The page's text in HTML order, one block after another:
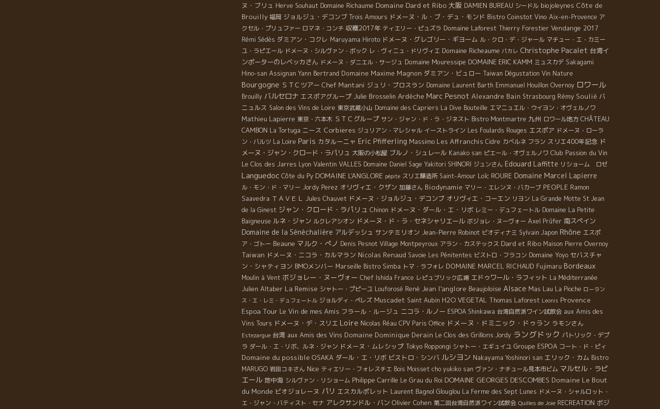
ヌ・ブリュ Herve Souhaut Domaine Richaume Domaine Dard et Ribo 大阪 DAMIEN BUREAU シードル biojoleynes Côte de
Brouilly 福岡 ジョルジュ・デコンブ Trois Amours ドメーヌ・ル・ブ・デュ・モンド Bistro Coinstot Vino Aix-en-Provence ア
クセル・プリュファー ロマネ・コンチ 収穫2017年 ティエリー・ピュズラ Domaine Laforest Thierry Forestier Vendange 2017
Rémi Sédès ダミアン・コクレ Maruyama Hiroto ドメーヌ・グレゴリー・ギヨーム ル・クロ・デ・ジャール マチュー・エ・カミー
ユ・ラピエール ドメーヌ・シルヴァン・ボック レ・ヴィニュ・ドリヴィエ Domaine Richeaume パカレ Christophe Pacalet 台湾イ
ンポーターのレベッカさん ドメーヌ・ダニエル・サージュ Domaine Mouressipe DOMAINE ERIC KAMM ミュスカデ Sakagami
Hino-san Assignan Yann Bertrand Domaine Maxime Magnon ダミアン・ビュロー Taiwan Dégustation Vin Nature
Bourgogne ＳＴＣツアー Chef Mantani ジュリ・ブロスラン Domaine Laurent Barth Emmanuel Houillon Overnoy ロワール
Brouilly バルセロナ エスポアグループ Julie Brosselin Ardèche Marc Pesnot Alexandre Bain Strasbourg Rémy Soulié バ
ニュルス Salon des Vins de Loire 東京武蔵小山 Domaine des Capriers La Dive Bouteille エマニュエル・ウイヨン・オヴェルノワ
Mathieu Lapierre 東京・六本木 ＳＴＣグループ サン・ジャン・ド・ラ・ジネスト Bistro Montmartre 九州 ロワール地方 CHÂTEAU
CAMBON La Tortuga ニース Corbieres ジュリアン・マレシャル イーストライン Les Foulards Rouges エスポア ドメーヌ・ローラ
ン・バルツ La Loire Paris カタルーニャ Eric Pfifferling Massimo Les Affranchis Cidre カベルネ フラン スリエ400年記念 ド
メーヌ・ジャン・クロード・ラパリュ 大阪の小松屋 ブルノ・シュレール Kanako san ピエール・オヴェルノワ Club Passion du Vin
Le Clos des Jarres Lyon Valentin VALLES Domaine Daniel Sage Yakitori SHINORI ジュンさん Edouard Laffitte リショーム ロゼ
Languedoc Côte du Py DOMAINE L'ANGLORE pépite スリエ醸造所 Saint-Amour Loïc ROURE Domaine Marcel Lapierre
ル・モン・ド・マリー Jordy Perez オリヴィエ・クザン 加藤さん Biodynamie マリー・エレンヌ・バカーブ PEOPLE Ramon
Saavedra ＴＡＶＥＬ Jules Chauvet ドメーヌ・ジョルジュ・デコンブ オリヴィエ・コーエン リヨン La Grande Motte St Jean
de la Ginest ジャン・クロード・ラパリュ Chinon ドメーヌ・ダール・エ・リボ レミー・デュフェートル Domaine La Petite
Baigneuse ルネ・ジャン ルクレアシオン ドメーヌ・ド・ラ・セネシャリエール ボジョレ・ヌーヴォー Axel Prüfer 南スペイン
Domaine de la Sénèchalière アルデッシュ サンテミリオン Jean-Pierre Robinot ビオディナミ Sylvain Japon Rhône エスポ
ア・ゴトー Beaune マルク・ぺノ Denis Pesnot Village Montpeyroux アラン・カステックス Dard et Ribo Maison Pierre Overnoy
Taiwan ドメーヌ・ニコラ・カルマラン Nicolas Renaud Savoie Les Pénitentes ビストロ・フラコン Domaine Yoyo セバスチャ
ン・シャティヨン BMOメンバー Marseille Bistro Simba トマ・ラフォレ DOMAINE MARCEL RICHAUD Fujimaru Bordeaux
Moulin à Vent ボジョレー・ヌーヴォー Chef Ishida France レピュブリック広場 エドゥワール・ラフィット La Méditerranée
Julien Altaber La Remise シャトー・プピーユ Louforosé René Jean l'anglore Beaujoloise Alsace Mas Lau La Pioche ローラン
ス・エ・レミ・デュフェートル ジョルディ・ペレズ Muscadet Saint Aubin H2O VEGETAL Thomas Laforest Leonis Provence
Espoa Tour Le Vin de mes Amis フラール・ルージュ ニコラ・ルノー ESPOA Shinkawa 台湾自然派ワイン試飲会 aux Amis des
Vins Tours ドメーヌ・デ・スリエ Loire Nicolas Réau CPV Paris Office ドメーヌ・ドミニック・ドゥラン ラモンさん
Estezargue 台湾 aux Amis des Vins Domaine Dominique Derain Le Clos des Grillons Jordy ラングドック パトリック・デプ
ラ ダール・エ・リボ、ルネ・ジャン ドメーヌ・ムレシップ Tokyo Roppongi シャトー・エギュイユ Groupe ESPOA コート・ド・ピィ
Domaine du possible OSAKA ダール・エ・リボ ビストロ・シンバ ルシヨン Nakayama Yoshinori san エリック・カム Bistro
MARUGO 岩田コキさん Nice ティエリー・フォレスチエ Bois Moisset cho yukiko san ヴァン・ナチュール見本市ビム マルセル・ラピ
エール 地中海 シルヴァン・リショーム Philippe Carrille Le Grau du Roi DOMAINE GEORGES DESCOMBES Domaine Le Bout
du Monde ビオジョレーヌ パリ エスカルポレット Laurent Bagnol Glouglou La Ferme des Sept Lunes ドメーヌ・シャルロット・
エ・ジャン・バティスト・セナ アレクサンドル・バン Olivier Cohen 第二回台湾自然派ワイン試飲会 Quilles de Joie RECREATION ボジ